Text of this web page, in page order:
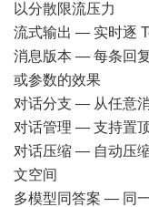
以分散限流压力
流式输出 — 实时逐
消息版本 — 每条回
或参数的效果
对话分支 — 从任意
对话管理 — 支持置
对话压缩 — 自动压
文空间
多模型同答案 — 同